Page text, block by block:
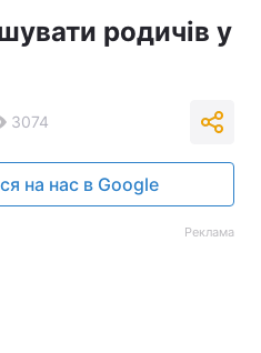
родичів у
3074
на нас в Google
Реклама